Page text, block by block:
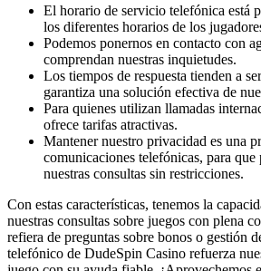
El horario de servicio telefónica está
los diferentes horarios de los
Podemos ponernos en contacto con
comprendan nuestras inquietudes.
Los tiempos de respuesta tienden a
garantiza una solución efectiva de
Para quienes utilizan llamadas
ofrece tarifas atractivas.
Mantener nuestro privacidad es una
comunicaciones telefónicas, para
nuestras consultas sin restricciones.
Con estas características, tenemos la
nuestras consultas sobre juegos con plena
refiera de preguntas sobre bonos o gestión
telefónico de DudeSpin Casino refuerza